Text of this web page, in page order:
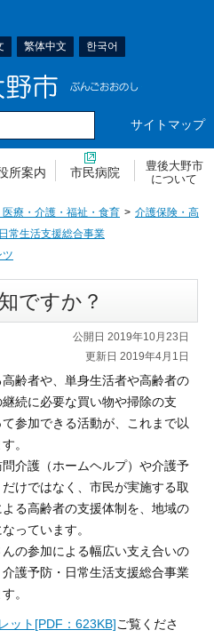
繁体中文 한국어
サイトマップ
所案内 市民病院
豊後大野市
について
医療・介護・福祉・食育
介護保険・高
常生活支援総合事業
ツ
ですか？
公開日 2019年10月23日
更新日 2019年4月1日
齢者や、単身生活者や高齢者の
続に必要な買い物や掃除の支
参加できる活動が、これまで以
。
介護（ホームヘルプ）や介護予
けではなく、市民が実施する取
る高齢者の支援体制を、地域の
っています。
の参加による幅広い支え合いの
護予防・日常生活支援総合事業
。
ット[PDF：623KB]ご覧くださ